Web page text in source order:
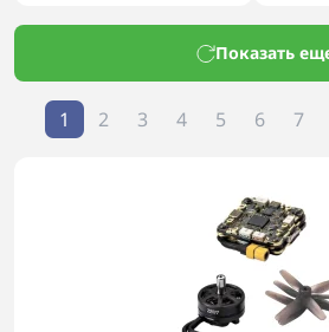
Показать
1 2 3 4 5 6 7